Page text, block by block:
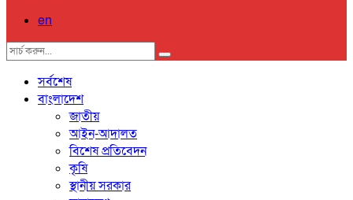
en
সর্বশেষ
বাংলাদেশ
জাতীয়
আইন-আদালত
বিশেষ প্রতিবেদন
কৃষি
স্থানীয় সরকার